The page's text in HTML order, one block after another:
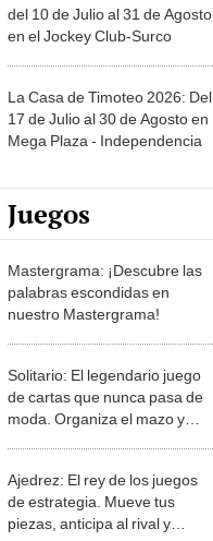
del 10 de Julio al 31 de Agosto
en el Jockey Club-Surco
La Casa de Timoteo 2026: Del
17 de Julio al 30 de Agosto en
Mega Plaza - Independencia
Juegos
Mastergrama: ¡Descubre las
palabras escondidas en
nuestro Mastergrama!
Solitario: El legendario juego
de cartas que nunca pasa de
moda. Organiza el mazo y
Ajedrez: El rey de los juegos
de estrategia. Mueve tus
piezas, anticipa al rival y